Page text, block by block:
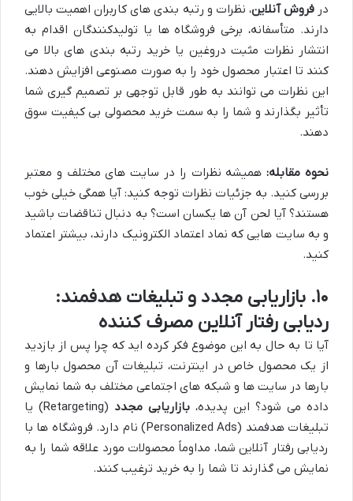
درفروش آنلاین، نظرات و رتبه بندی های کاربران اهمیت بالایی
دارند. متأسفانه، برخی فروشگاه ها یا تولیدکنندگان اقدام به
انتشار نظرات مثبت دروغین یا خرید رتبه بندی های بالا می
کنند تا اعتبار محصول خود را به صورت مصنوعی افزایش دهند.
این نظرات می توانند به طور قابل توجهی بر تصمیم گیری شما
تأثیر بگذارند و شما را به سمت خرید محصولی بی کیفیت سوق
دهند.
نحوه مقابله:همیشه نظرات را در سایت های مختلف و معتبر
بررسی کنید. به جزئیات نظرات توجه کنید: آیا همگی خیلی خوب
هستند؟ آیا لحن آن ها یکسان است؟ به دنبال تناقضات باشید
و به سایت هایی که نماد اعتماد الکترونیک دارند، بیشتر اعتماد
کنید.
۱۰. بازاریابی مجدد و تبلیغات هدفمند:
ردیابی رفتار آنلاین مصرف کننده
آیا تا به حال به این موضوع فکر کرده اید که چرا پس از بازدید
از یک محصول خاص در اینترنت، تبلیغات آن محصول بارها و
بارها در سایت ها و شبکه های اجتماعی مختلف به شما نمایش
داده می شود؟ این پدیده، بازاریابی مجدد
(Retargeting) یا
تبلیغات هدفمند (Personalized Ads) نام دارد. فروشگاه ها با
ردیابی رفتار آنلاین شما، مداوماً محصولات مورد علاقه شما را به
نمایش می گذارند تا شما را به خرید ترغیب کنند.